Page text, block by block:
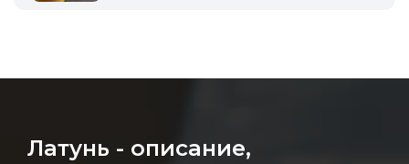
Латунь - описание,